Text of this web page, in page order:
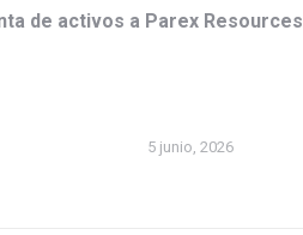
de activos a Parex Resources
5 junio, 2026